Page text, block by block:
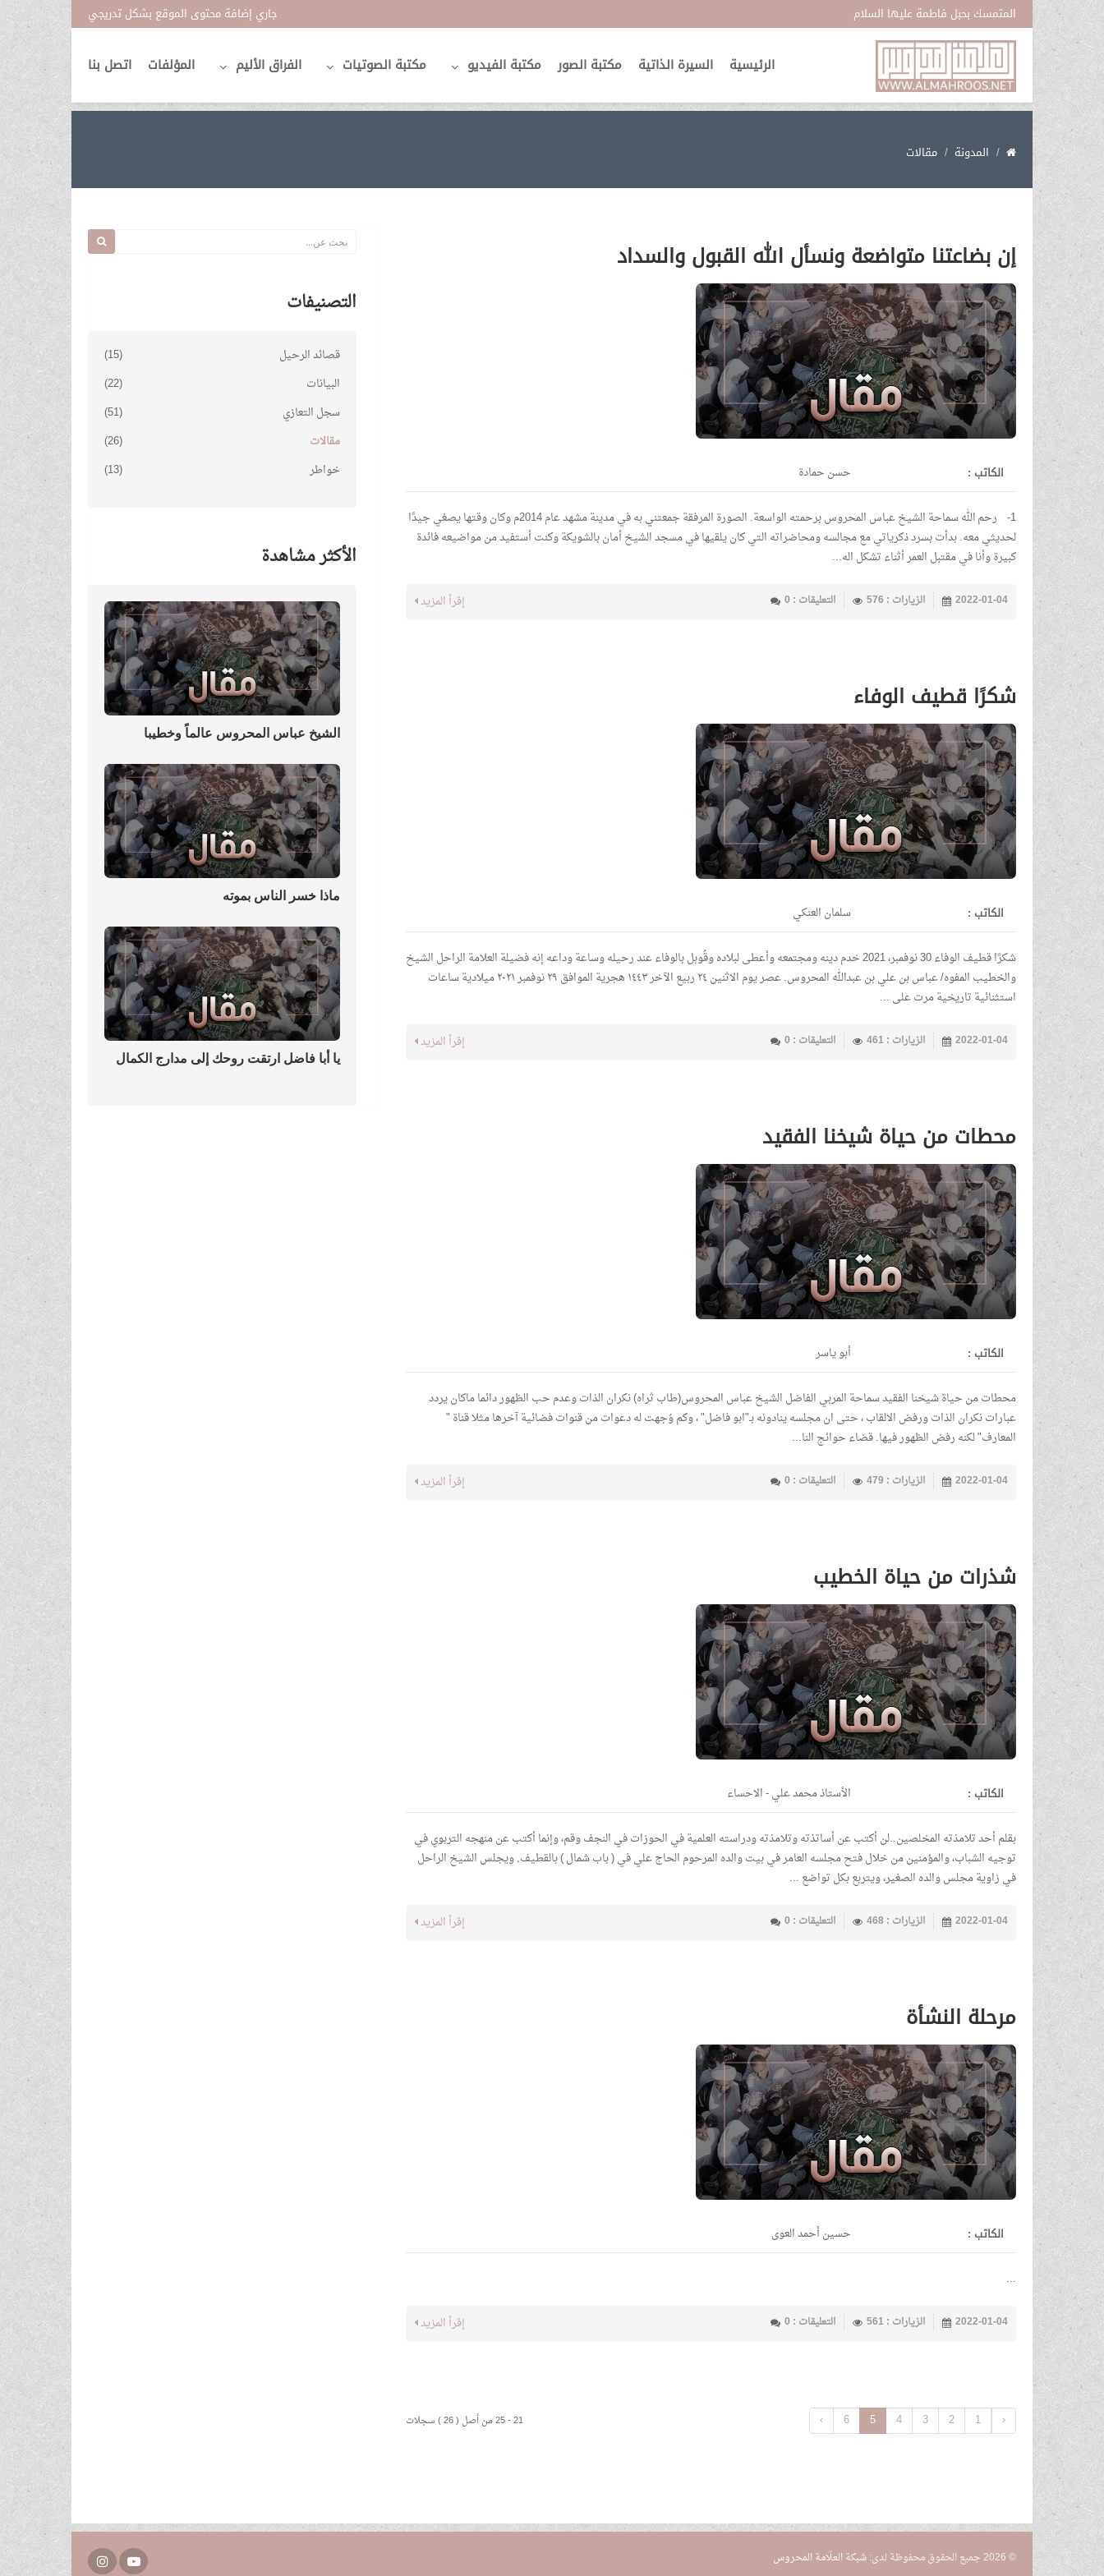
جاري إضافة محتوى الموقع بشكل تدريجي المتمسك بحبل فاطمة عليها السلام
الرئيسية السيرة الذاتية مكتبة الصور مكتبة الفيديو مكتبة الصوتيات الفراق الأليم المؤلفات اتصل بنا
المدونة مقالات
إن بضاعتنا متواضعة ونسأل الله القبول والسداد
الكاتب : حسن حمادة
1- رحم الله سماحة الشيخ عباس المحروس برحمته الواسعة. الصورة المرفقة جمعتني به في مدينة مشهد عام 2014م وكان وقتها يصغي جيدًا
لحديثي معه. بدأت بسرد ذكرياتي مع مجالسه ومحاضراته التي كان يلقيها في مسجد الشيخ أمان بالشويكة وكنت أستفيد من مواضيعه فائدة
كبيرة وأنا في مقتبل العمر أثناء تشكل اله...
2022-01-04 الزيارات : 576 التعليقات : 0 إقرأ المزيد
شكرًا قطيف الوفاء
الكاتب : سلمان العنكي
شكرًا قطيف الوفاء 30 نوفمبر، 2021 خدم دينه ومجتمعه وأعطى لبلاده وقُوبل بالوفاء عند رحيله وساعة وداعه إنه فضيلة العلامة الراحل الشيخ
والخطيب المفوه/ عباس بن علي بن عبدالله المحروس. عصر يوم الاثنين ٢٤ ربيع الآخر ١٤٤٣ هجرية الموافق ٢٩ نوفمبر ٢٠٢١ ميلادية ساعات
استثنائية تاريخية مرت على ...
2022-01-04 الزيارات : 461 التعليقات : 0 إقرأ المزيد
محطات من حياة شيخنا الفقيد
الكاتب : أبو ياسر
محطات من حياة شيخنا الفقيد سماحة المربي الفاضل الشيخ عباس المحروس(طاب ثراه) نكران الذات وعدم حب الظهور دائما ماكان يردد
عبارات نكران الذات ورفض الالقاب ، حتى ان مجلسه ينادونه بـ"ابو فاضل" ، وكم وُجهت له دعوات من قنوات فضائية آخرها مثلا قناة "
المعارف" لكنه رفض الظهور فيها. قضاء حوائج النا...
2022-01-04 الزيارات : 479 التعليقات : 0 إقرأ المزيد
شذرات من حياة الخطيب
الكاتب : الأستاذ محمد علي - الاحساء
بقلم أحد تلامذته المخلصين..لن أكتب عن أساتذته وتلامذته ودراسته العلمية في الحوزات في النجف وقم، وإنما أكتب عن منهجه التربوي في
توجيه الشباب، والمؤمنين من خلال فتح مجلسه العامر في بيت والده المرحوم الحاج علي في ( باب شمال ) بالقطيف, ويجلس الشيخ الراحل
في زاوية مجلس والده الصغير، ويتربع بكل تواضع ...
2022-01-04 الزيارات : 468 التعليقات : 0 إقرأ المزيد
مرحلة النشأة
الكاتب : حسين أحمد العوى
...
2022-01-04 الزيارات : 561 التعليقات : 0 إقرأ المزيد
‹
1
2
3
4
5
6
› 21 - 25 من أصل ( 26 ) سجلات
التصنيفات
قصائد الرحيل
(15)
البيانات
(22)
سجل التعازي
(51)
مقالات
(26)
خواطر
(13)
الأكثر مشاهدة
الشيخ عباس المحروس عالماً وخطيبا
ماذا خسر الناس بموته
يا أبا فاضل ارتقت روحك إلى مدارج الكمال
© 2026 جميع الحقوق محفوظة لدى: شبكة العلّامة المحروس